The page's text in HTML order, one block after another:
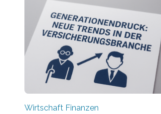
Wirtschaft Finanzen